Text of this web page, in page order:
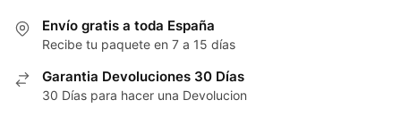
Envío gratis a toda España
Recibe tu paquete en 7 a 15 días
Garantia Devoluciones 30 Días
30 Días para hacer una Devolucion